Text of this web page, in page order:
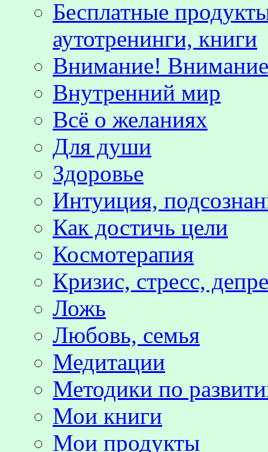
Бесплатные
аутотренинги, книги
Внимание!
Внутренний мир
Всё о желаниях
Для души
Здоровье
Интуиция,
Как достичь цели
Космотерапия
Кризис, стресс,
Ложь
Любовь, семья
Медитации
Методики по
Мои книги
Мои продукты